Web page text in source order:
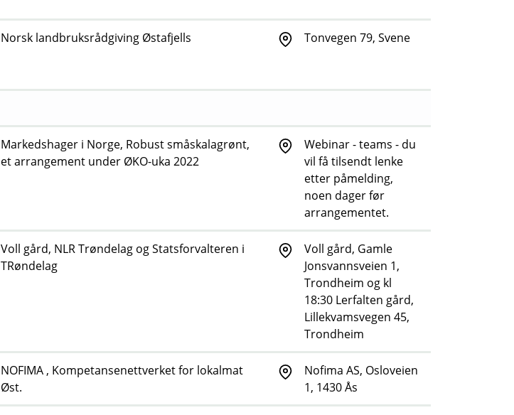
Norsk landbruksrådgiving Østafjells Tonvegen 79, Svene
Markedshager i Norge, Robust småskalagrønt,
et arrangement under ØKO-uka 2022
Webinar - teams - du
vil få tilsendt lenke
etter påmelding,
noen dager før
arrangementet.
Voll gård, NLR Trøndelag og Statsforvalteren i
TRøndelag
Voll gård, Gamle
Jonsvannsveien 1,
Trondheim og kl
18:30 Lerfalten gård,
Lillekvamsvegen 45,
Trondheim
NOFIMA , Kompetansenettverket for lokalmat
Øst.
Nofima AS, Osloveien
1, 1430 Ås